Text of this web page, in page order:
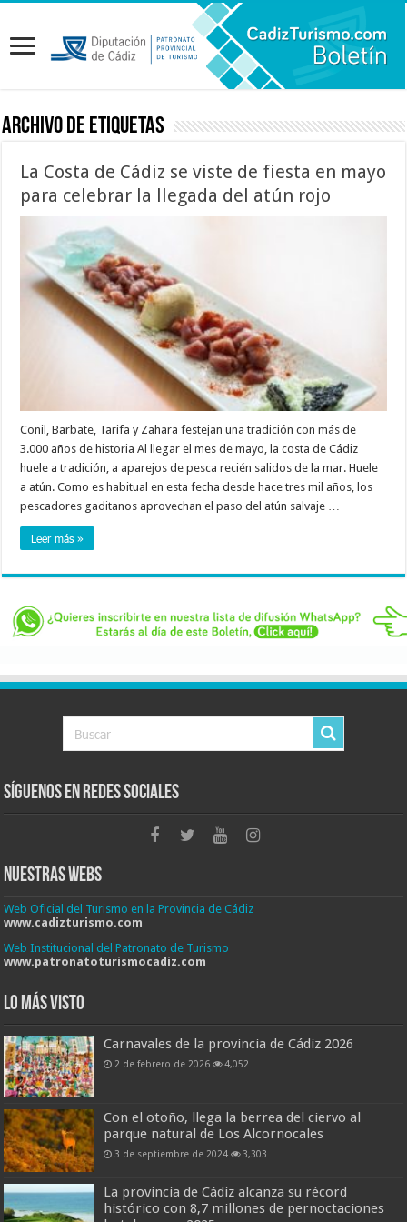
Archivo de etiquetas
La Costa de Cádiz se viste de fiesta en mayo
para celebrar la llegada del atún rojo
Conil, Barbate, Tarifa y Zahara festejan una tradición con más de
3.000 años de historia Al llegar el mes de mayo, la costa de Cádiz
huele a tradición, a aparejos de pesca recién salidos de la mar. Huele
a atún. Como es habitual en esta fecha desde hace tres mil años, los
pescadores gaditanos aprovechan el paso del atún salvaje …
Leer más »
Síguenos en Redes Sociales
Nuestras Webs
Web Oficial del Turismo en la Provincia de Cádiz
www.cadizturismo.com
Web Institucional del Patronato de Turismo
www.patronatoturismocadiz.com
Lo más visto
Carnavales de la provincia de Cádiz 2026
2 de febrero de 2026 4,052
Con el otoño, llega la berrea del ciervo al
parque natural de Los Alcornocales
3 de septiembre de 2024 3,303
La provincia de Cádiz alcanza su récord
histórico con 8,7 millones de pernoctaciones